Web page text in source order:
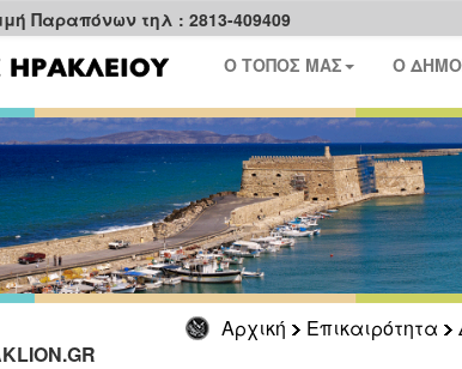
Παραπόνων τηλ : 2813-409409
Ο ΤΟΠΟΣ ΜΑΣ Ο
Αρχική Επικαιρότητα